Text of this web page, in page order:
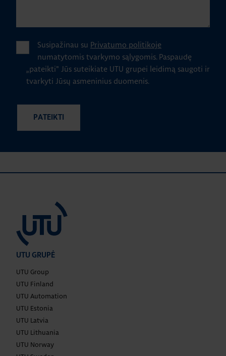
Susipažinau su Privatumo politikoje
numatytomis tvarkymo sąlygomis. Paspaudę
„pateikti" Jūs suteikiate UTU grupei leidimą saugoti ir
tvarkyti Jūsų asmeninius duomenis.
UTU GRUPĖ
UTU Group
UTU Finland
UTU Automation
UTU Estonia
UTU Latvia
UTU Lithuania
UTU Norway